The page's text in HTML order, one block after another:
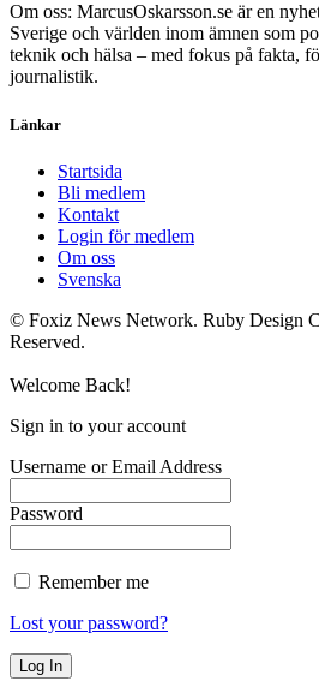
Om oss: MarcusOskarsson.se är en
Sverige och världen inom ämnen som
teknik och hälsa – med fokus på fakta,
journalistik.
Länkar
Startsida
Bli medlem
Kontakt
Login för medlem
Om oss
Svenska
© Foxiz News Network. Ruby Design
Reserved.
Welcome Back!
Sign in to your account
Username or Email Address
Password
Remember me
Lost your password?